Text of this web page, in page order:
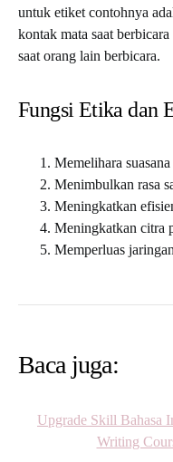
untuk etiket contohnya
kontak mata saat
saat orang lain berbicara.
Fungsi Etika dan
Memelihara
Menimbulkan rasa
Meningkatkan
Meningkatkan citra
Memperluas
Baca juga:
Upgrade Skill Bahasa
Writing